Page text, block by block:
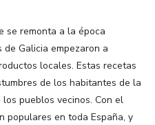
se remonta a la época
Galicia empezaron a
locales. Estas recetas
de los habitantes de la
pueblos vecinos. Con el
populares en toda España, y